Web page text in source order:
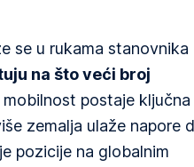
se u rukama stanovnika
na što veći broj
postaje ključna
zemalja ulaže napore
pozicije na globalnim